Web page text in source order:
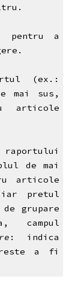
pentru a
(ex.:
mai sus,
articole
raportului
de mai
articole
pretul
grupare
campul
: indica
a fi